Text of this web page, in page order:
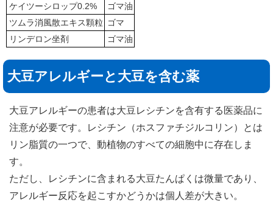
ケイツーシロップ0.2%
ゴマ油
ツムラ消風散エキス顆粒 ゴマ
リンデロン坐剤
ゴマ油
大豆アレルギーと大豆を含む薬
大豆アレルギーの患者は大豆レシチンを含有する医薬品に
注意が必要です。レシチン（ホスファチジルコリン）とは
リン脂質の一つで、動植物のすべての細胞中に存在しま
す。
ただし、レシチンに含まれる大豆たんぱくは微量であり、
アレルギー反応を起こすかどうかは個人差が大きい。